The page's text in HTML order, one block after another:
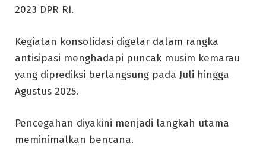
2023 DPR RI.
Kegiatan konsolidasi digelar dalam rangka
antisipasi menghadapi puncak musim kemarau
yang diprediksi berlangsung pada Juli hingga
Agustus 2025.
Pencegahan diyakini menjadi langkah utama
meminimalkan bencana.